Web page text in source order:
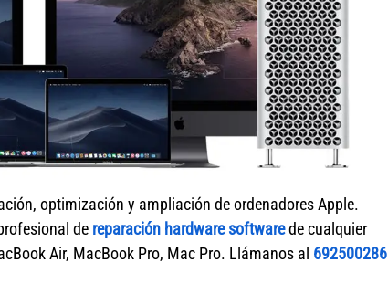
optimización y ampliación de ordenadores Apple.
de reparación hardware softwarede cualquier
Air, MacBook Pro, Mac Pro. Llámanos al 692500286